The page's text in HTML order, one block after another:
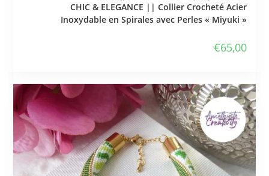
CHIC & ELEGANCE || Collier Crocheté Acier
Inoxydable en Spirales avec Perles « Miyuki »
€65,00